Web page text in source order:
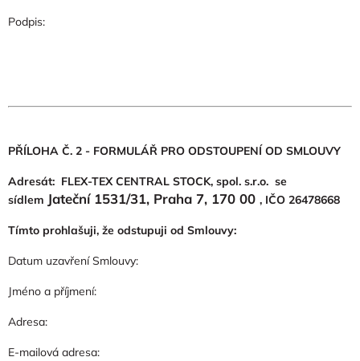
Podpis:
PŘÍLOHA Č. 2 - FORMULÁŘ PRO ODSTOUPENÍ OD SMLOUVY
Adresát: FLEX-TEX CENTRAL STOCK, spol. s.r.o. se
sídlem Jateční 1531/31, Praha 7, 170 00 , IČO 26478668
Tímto prohlašuji, že odstupuji od Smlouvy:
Datum uzavření Smlouvy:
Jméno a příjmení:
Adresa:
E-mailová adresa: